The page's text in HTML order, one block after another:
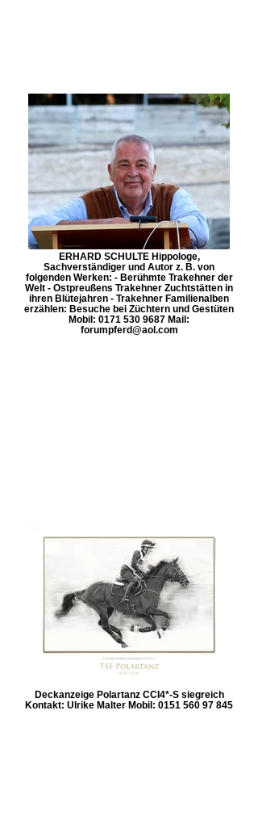
ERHARD SCHULTE Hippologe,
Sachverständiger und Autor z. B. von
folgenden Werken: - Berühmte Trakehner der
Welt - Ostpreußens Trakehner Zuchtstätten in
ihren Blütejahren - Trakehner Familienalben
erzählen: Besuche bei Züchtern und Gestüten
Mobil: 0171 530 9687 Mail:
forumpferd@aol.com
Deckanzeige Polartanz CCI4*-S siegreich
Kontakt: Ulrike Malter Mobil: 0151 560 97 845